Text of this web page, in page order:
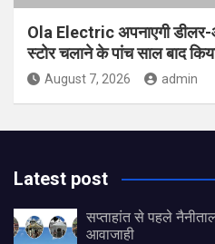
Ola Electric अपनाएगी
स्टोर चलाने के पांच साल बाद
August 7, 2026 admin
Latest post
सप्ताहांत से पहले
आवाजाही